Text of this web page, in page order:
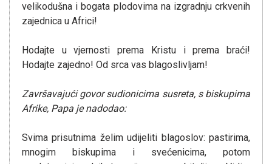
velikodušna i bogata plodovima na izgradnju crkvenih
zajednica u Africi!
Hodajte u vjernosti prema Kristu i prema braći!
Hodajte zajedno! Od srca vas blagoslivljam!
Završavajući govor sudionicima susreta, s biskupima
Afrike, Papa je nadodao:
Svima prisutnima želim udijeliti blagoslov: pastirima,
mnogim biskupima i svećenicima, potom